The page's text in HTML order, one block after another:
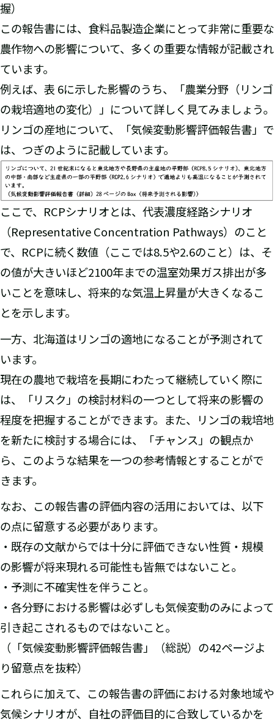
握）
この報告書には、食料品製造企業にとって非常に重要な
農作物への影響について、多くの重要な情報が記載され
ています。
例えば、表 6に示した影響のうち、「農業分野（リンゴ
の栽培適地の変化）」について詳しく見てみましょう。
リンゴの産地について、「気候変動影響評価報告書」で
は、つぎのように記載しています。
ここで、RCPシナリオとは、代表濃度経路シナリオ
（Representative Concentration Pathways）のこと
で、RCPに続く数値（ここでは8.5や2.6のこと）は、そ
の値が大きいほど2100年までの温室効果ガス排出が多
いことを意味し、将来的な気温上昇量が大きくなるこ
とを示します。
一方、北海道はリンゴの適地になることが予測されて
います。
現在の農地で栽培を長期にわたって継続していく際に
は、「リスク」の検討材料の一つとして将来の影響の
程度を把握することができます。また、リンゴの栽培地
を新たに検討する場合には、「チャンス」の観点か
ら、このような結果を一つの参考情報とすることがで
きます。
なお、この報告書の評価内容の活用においては、以下
の点に留意する必要があります。
・既存の文献からでは十分に評価できない性質・規模
の影響が将来現れる可能性も皆無ではないこと。
・予測に不確実性を伴うこと。
・各分野における影響は必ずしも気候変動のみによって
引き起こされるものではないこと。
（「気候変動影響評価報告書」（総説）の42ページよ
り留意点を抜粋）
これらに加えて、この報告書の評価における対象地域や
気候シナリオが、自社の評価目的に合致しているかを